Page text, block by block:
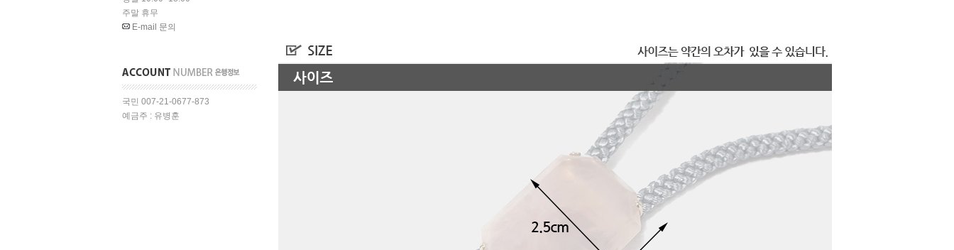
주말 휴무
E-mail 문의
국민 007-21-0677-873
예금주 : 유병훈